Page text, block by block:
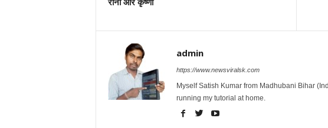
admin
https://www.newsviralsk.com
Myself Satish Kumar from Madhubani Bihar
running my tutorial at home.